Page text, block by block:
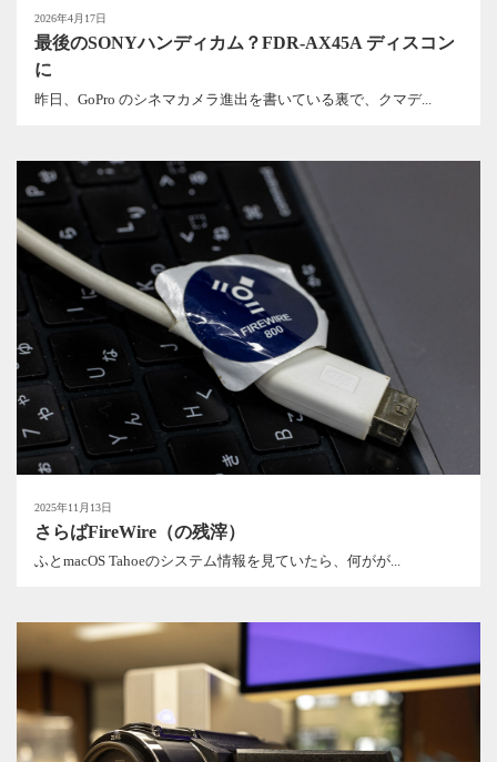
2026年4月17日
最後のSONYハンディカム？FDR-AX45A ディスコン
に
昨日、GoPro のシネマカメラ進出を書いている裏で、クマデ...
2025年11月13日
さらばFireWire（の残滓）
ふとmacOS Tahoeのシステム情報を見ていたら、何がが...